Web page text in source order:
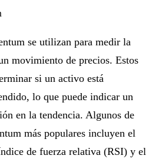
se utilizan para medir la
movimiento de precios. Estos
si un activo está
lo que puede indicar un
en la tendencia. Algunos de
más populares incluyen el
de fuerza relativa (RSI) y el